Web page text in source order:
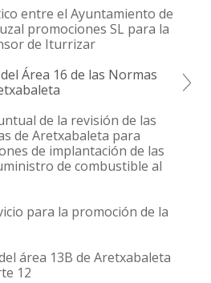
entre el Ayuntamiento de
promociones SL para la
de Iturrizar
Área 16 de las Normas
de la revisión de las
de Aretxabaleta para
de implantación de las
de combustible al
para la promoción de la
área 13B de Aretxabaleta
12